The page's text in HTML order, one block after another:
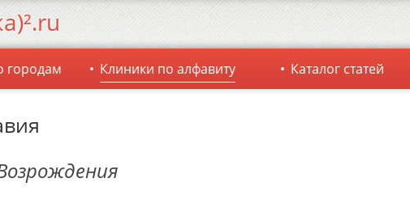
городам Клиники по алфавиту Каталог статей